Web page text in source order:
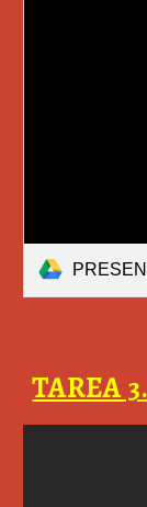
TAREA 3.